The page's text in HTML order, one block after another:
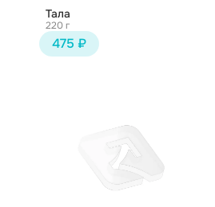
Тала
220 г
475 ₽